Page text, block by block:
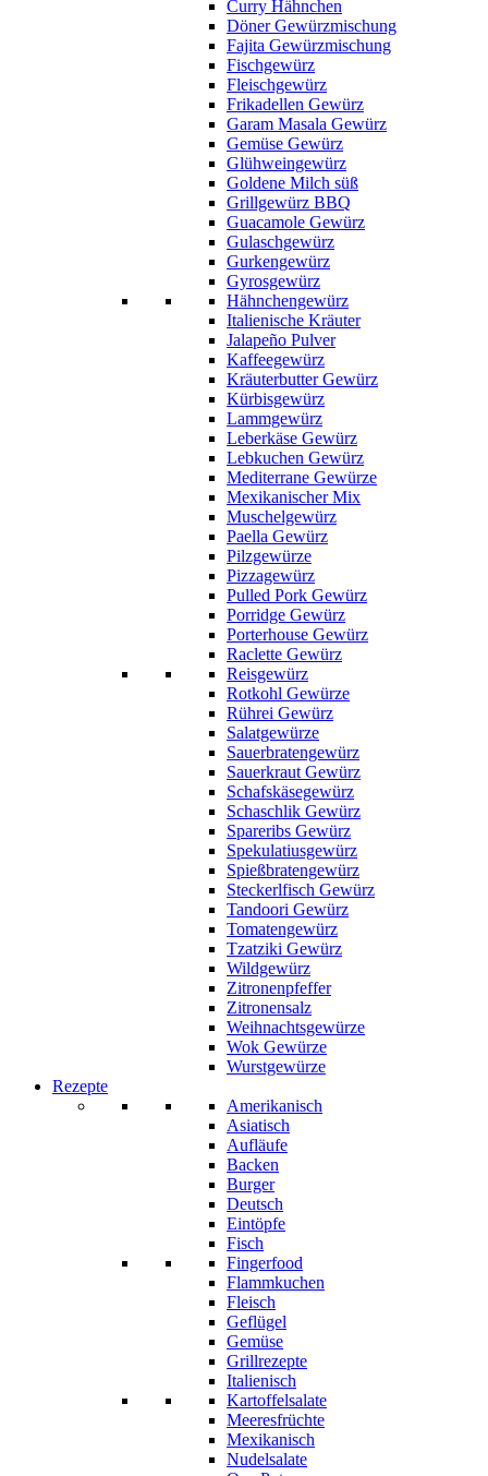
Curry Hähnchen
Döner Gewürzmischung
Fajita Gewürzmischung
Fischgewürz
Fleischgewürz
Frikadellen Gewürz
Garam Masala Gewürz
Gemüse Gewürz
Glühweingewürz
Goldene Milch süß
Grillgewürz BBQ
Guacamole Gewürz
Gulaschgewürz
Gurkengewürz
Gyrosgewürz
Hähnchengewürz
Italienische Kräuter
Jalapeño Pulver
Kaffeegewürz
Kräuterbutter Gewürz
Kürbisgewürz
Lammgewürz
Leberkäse Gewürz
Lebkuchen Gewürz
Mediterrane Gewürze
Mexikanischer Mix
Muschelgewürz
Paella Gewürz
Pilzgewürze
Pizzagewürz
Pulled Pork Gewürz
Porridge Gewürz
Porterhouse Gewürz
Raclette Gewürz
Reisgewürz
Rotkohl Gewürze
Rührei Gewürz
Salatgewürze
Sauerbratengewürz
Sauerkraut Gewürz
Schafskäsegewürz
Schaschlik Gewürz
Spareribs Gewürz
Spekulatiusgewürz
Spießbratengewürz
Steckerlfisch Gewürz
Tandoori Gewürz
Tomatengewürz
Tzatziki Gewürz
Wildgewürz
Zitronenpfeffer
Zitronensalz
Weihnachtsgewürze
Wok Gewürze
Wurstgewürze
Rezepte
Amerikanisch
Asiatisch
Aufläufe
Backen
Burger
Deutsch
Eintöpfe
Fisch
Fingerfood
Flammkuchen
Fleisch
Geflügel
Gemüse
Grillrezepte
Italienisch
Kartoffelsalate
Meeresfrüchte
Mexikanisch
Nudelsalate